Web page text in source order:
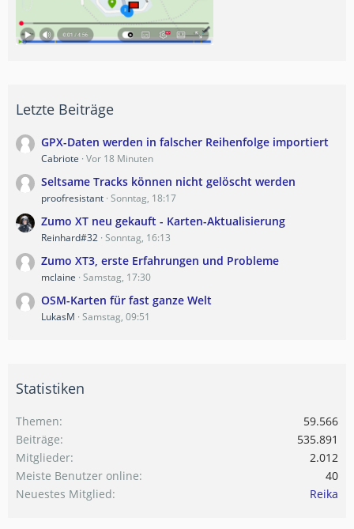
Letzte Beiträge
GPX-Daten werden in falscher Reihenfolge importiert
Cabriote Vor 18 Minuten
Seltsame Tracks können nicht gelöscht werden
proofresistant Sonntag, 18:17
Zumo XT neu gekauft - Karten-Aktualisierung
Reinhard#32 Sonntag, 16:13
Zumo XT3, erste Erfahrungen und Probleme
mclaine Samstag, 17:30
OSM-Karten für fast ganze Welt
LukasM Samstag, 09:51
Statistiken
Themen
59.566
Beiträge
535.891
Mitglieder
2.012
Meiste Benutzer online
40
Neuestes Mitglied
Reika